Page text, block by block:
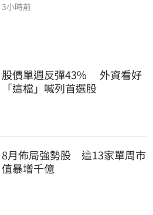
3小時前
股價單週反彈43% 外資看好
「這檔」喊列首選股
8月佈局強勢股 這13家單周市
值暴增千億